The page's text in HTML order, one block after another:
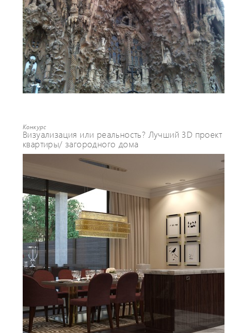
Конкурс
Визуализация или реальность? Лучший 3D проект
квартиры/ загородного дома